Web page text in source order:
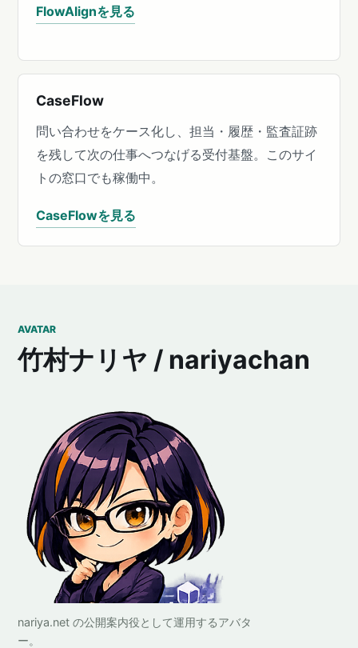
FlowAlignを見る
CaseFlow
問い合わせをケース化し、担当・履歴・監査証跡
を残して次の仕事へつなげる受付基盤。このサイ
トの窓口でも稼働中。
CaseFlowを見る
AVATAR
竹村ナリヤ / nariyachan
nariya.net の公開案内役として運用するアバタ
ー。